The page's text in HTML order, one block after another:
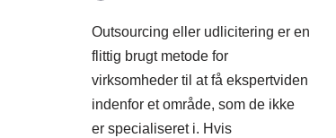
Outsourcing eller udlicitering er en
flittig brugt metode for
virksomheder til at få ekspertviden
indenfor et område, som de ikke
er specialiseret i. Hvis